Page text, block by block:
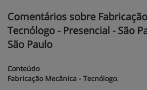
Comentários sobre
Tecnólogo - Presencial - São
São Paulo
Conteúdo
Fabricação Mecânica - Tecnólogo.